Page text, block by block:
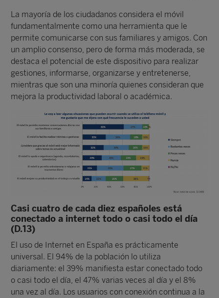
La mayoría de los ciudadanos considera el móvil
fundamentalmente como una herramienta que le
permite comunicarse con sus familiares y amigos. Con
un amplio consenso, pero de forma más moderada, se
destaca el potencial de este dispositivo para realizar
gestiones, informarse, organizarse y entretenerse,
mientras que son una minoría quienes consideran que
mejora la productividad laboral o académica.
Casi cuatro de cada diez españoles está
conectado a internet todo o casi todo el día
(D.13)
El uso de Internet en España es prácticamente
universal. El 94% de la población lo utiliza
diariamente: el 39% manifiesta estar conectado todo
o casi todo el día, el 47% varias veces al día y el 8%
una vez al día. Los usuarios con conexión continua a la